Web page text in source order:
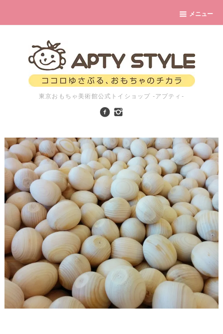
メニュー
東京おもちゃ美術館公式トイショップ -アプティ-